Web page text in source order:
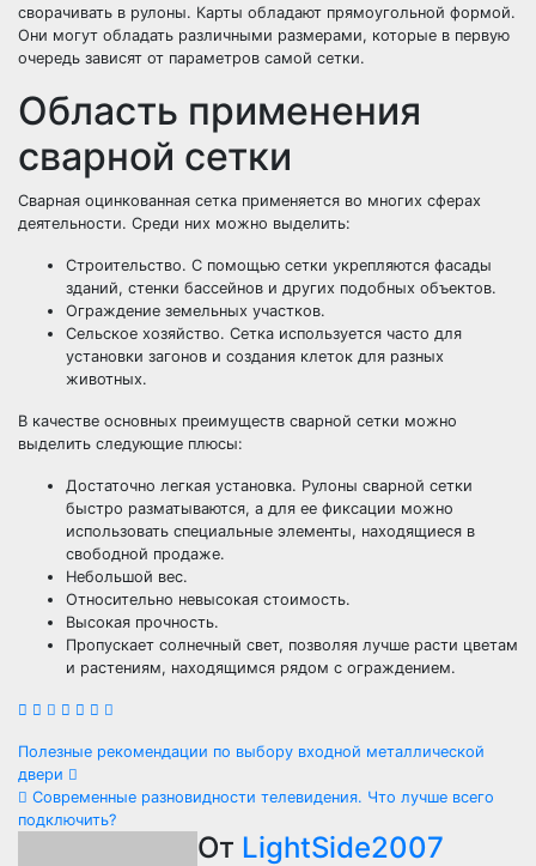
сворачивать в рулоны. Карты обладают прямоугольной формой.
Они могут обладать различными размерами, которые в первую
очередь зависят от параметров самой сетки.
Область применения
сварной сетки
Сварная оцинкованная сетка применяется во многих сферах
деятельности. Среди них можно выделить:
Строительство. С помощью сетки укрепляются фасады
зданий, стенки бассейнов и других подобных объектов.
Ограждение земельных участков.
Сельское хозяйство. Сетка используется часто для
установки загонов и создания клеток для разных
животных.
В качестве основных преимуществ сварной сетки можно
выделить следующие плюсы:
Достаточно легкая установка. Рулоны сварной сетки
быстро разматываются, а для ее фиксации можно
использовать специальные элементы, находящиеся в
свободной продаже.
Небольшой вес.
Относительно невысокая стоимость.
Высокая прочность.
Пропускает солнечный свет, позволяя лучше расти цветам
и растениям, находящимся рядом с ограждением.
Навигация
по
Полезные рекомендации по выбору входной металлической
двери
Современные разновидности телевидения. Что лучше всего
подключить?
От LightSide2007